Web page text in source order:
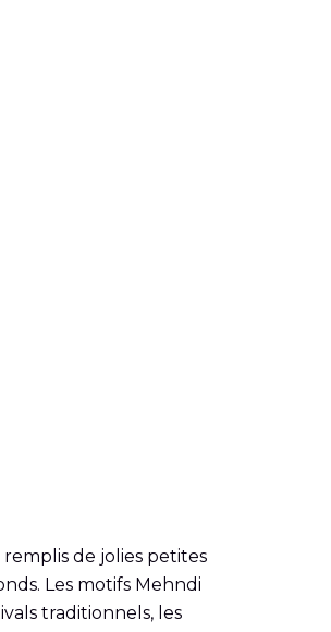
de jolies petites
Les motifs Mehndi
traditionnels, les